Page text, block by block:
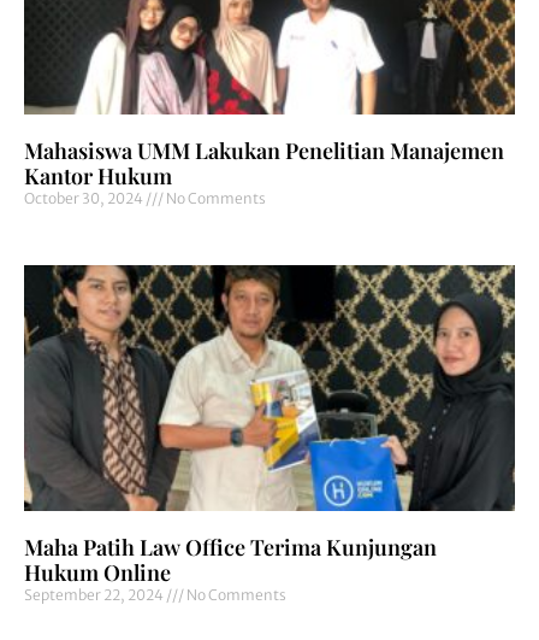
Mahasiswa UMM Lakukan Penelitian Manajemen
Kantor Hukum
October 30, 2024 No Comments
Maha Patih Law Office Terima Kunjungan
Hukum Online
September 22, 2024 No Comments